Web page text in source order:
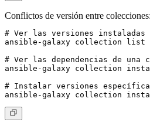
Conflictos de versión entre colecciones:
# Ver las versiones instaladas
ansible-galaxy collection list
# Ver las dependencias de una
ansible-galaxy collection
# Instalar versiones